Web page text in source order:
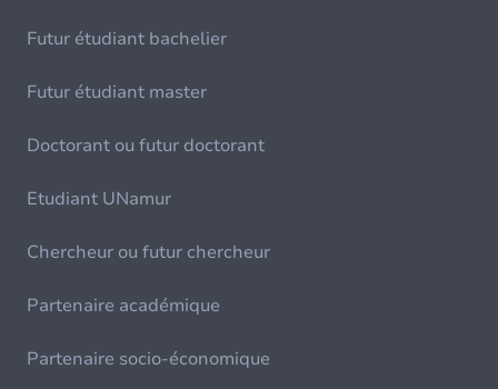
Futur étudiant bachelier
Futur étudiant master
Doctorant ou futur doctorant
Etudiant UNamur
Chercheur ou futur chercheur
Partenaire académique
Partenaire socio-économique